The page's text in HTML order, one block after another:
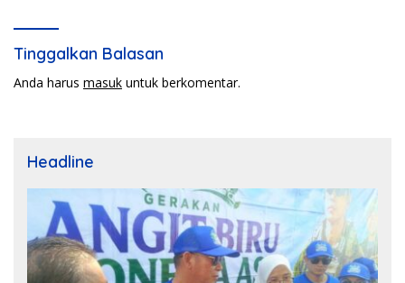
Tinggalkan Balasan
Anda harus masuk untuk berkomentar.
Headline